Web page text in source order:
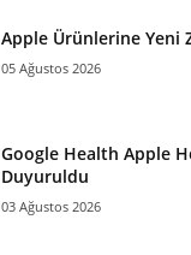
Apple Ürünlerine Yeni
05 Ağustos 2026
Google Health Apple
Duyuruldu
03 Ağustos 2026